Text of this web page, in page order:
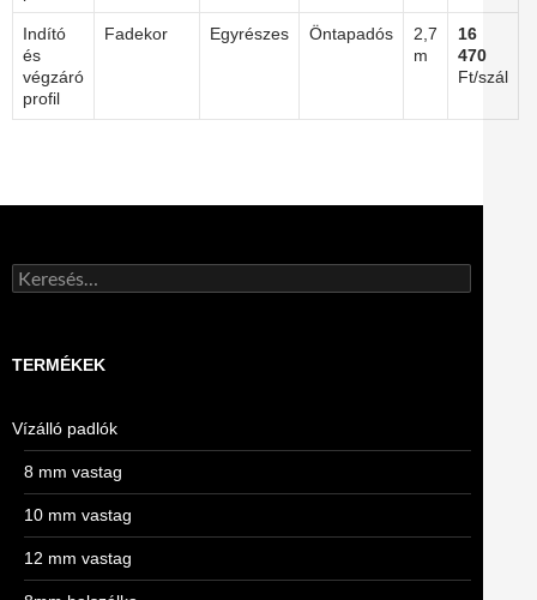
Indító
és
végzáró
profil
Fadekor Egyrészes Öntapadós
2,7
m
16
470
Ft/szál
Keresés:
TERMÉKEK
Vízálló padlók
8 mm vastag
10 mm vastag
12 mm vastag